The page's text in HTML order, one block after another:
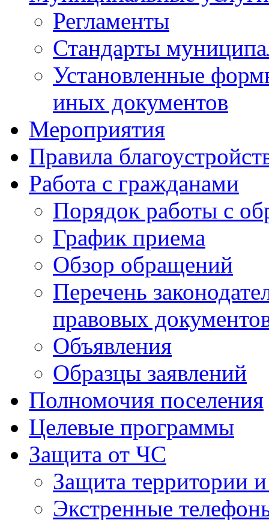
Регламенты
Стандарты
Установленные
иных документов
Мероприятия
Правила
Работа с гражданами
Порядок работы с
График приема
Обзор обращений
Перечень
правовых
Объявления
Образцы заявлений
Полномочия поселения
Целевые программы
Защита от ЧС
Защита территории
Экстренные